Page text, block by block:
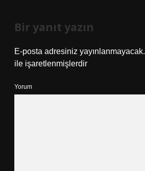
Bir yanıt yazın
E-posta adresiniz yayınlanmayacak.
ile işaretlenmişlerdir
Yorum